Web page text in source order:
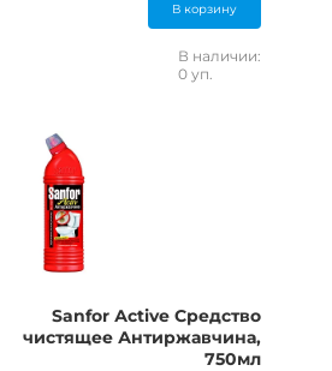
В корзину
В наличии:
0 уп.
Sanfor Аctive Средство
чистящее Антиржавчина,
750мл